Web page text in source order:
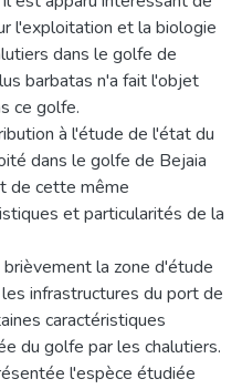
l'exploitation et la biologie
dans le golfe de
barbatas n'a fait l'objet
ce golfe.
à l'étude de l'état du
dans le golfe de Bejaia
de cette même
et particularités de la
la zone d'étude
infrastructures du port de
caractéristiques
du golfe par les chalutiers.
l'espèce étudiée